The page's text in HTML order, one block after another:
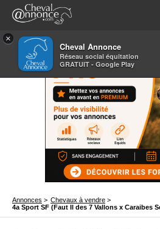
×
Cheval Annonce
Réseau social équitation
GRATUIT - Google Play
Annonces > Chevaux à vendre >
4a Sport SF (Faut Il des 7 Vallons x Caraibes